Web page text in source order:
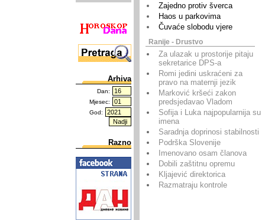
Arhiva
Dan:
Mjesec:
God:
Razno
Zajedno protiv šverca
Haos u parkovima
Čuvaće slobodu vjere
Ranije - Drustvo
Za ulazak u prostorije pitaju
sekretarice DPS-a
Romi jedini uskraćeni za
pravo na maternji jezik
Marković kršeći zakon
predsjedavao Vladom
Sofija i Luka najpopularnija su
imena
Saradnja doprinosi stabilnosti
Podrška Slovenije
Imenovano osam članova
Dobili zaštitnu opremu
Kljajević direktorica
Razmatraju kontrole